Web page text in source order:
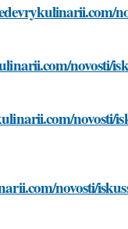
novosti/
novosti/
novosti/